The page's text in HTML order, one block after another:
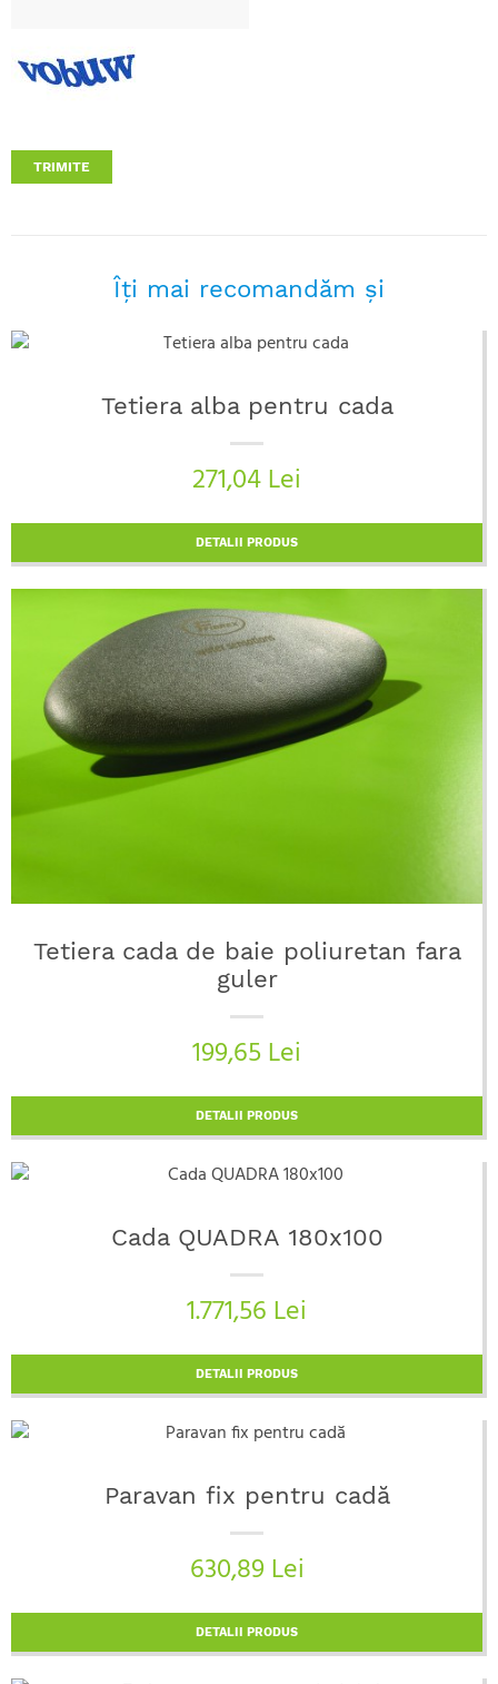
TRIMITE
Îţi mai recomandăm şi
Tetiera alba pentru cada
271,04 Lei
DETALII PRODUS
Tetiera cada de baie poliuretan fara
guler
199,65 Lei
DETALII PRODUS
Cada QUADRA 180x100
1.771,56 Lei
DETALII PRODUS
Paravan fix pentru cadă
630,89 Lei
DETALII PRODUS